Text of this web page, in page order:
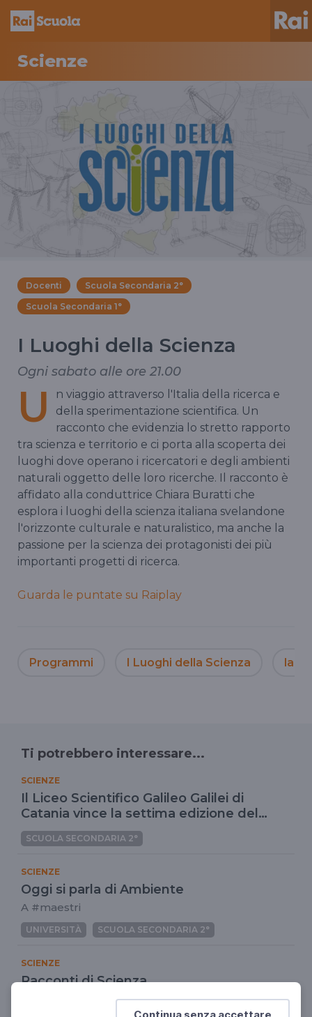
Continua senza accettare
Scienze
Docenti
Scuola Secondaria 2°
Scuola Secondaria 1°
I Luoghi della Scienza
Ogni sabato alle ore 21.00
U
n viaggio attraverso l'Italia della ricerca e
della sperimentazione scientifica. Un
racconto che evidenzia lo stretto rapporto
tra scienza e territorio e ci porta alla scoperta dei
luoghi dove operano i ricercatori e degli ambienti
naturali oggetto delle loro ricerche. Il racconto è
affidato alla conduttrice Chiara Buratti che
esplora i luoghi della scienza italiana svelandone
l'orizzonte culturale e naturalistico, ma anche la
passione per la scienza dei protagonisti dei più
importanti progetti di ricerca.
Guarda le puntate su Raiplay
Programmi I Luoghi della Scienza la
Ti potrebbero interessare...
SCIENZE
Il Liceo Scientifico Galileo Galilei di
Catania vince la settima edizione del
Concorso nazionale Mad for Science
SCUOLA SECONDARIA 2°
SCIENZE
Oggi si parla di Ambiente
A #maestri
UNIVERSITÀ SCUOLA SECONDARIA 2°
SCIENZE
Racconti di Scienza
Un programma di Rai Scuola